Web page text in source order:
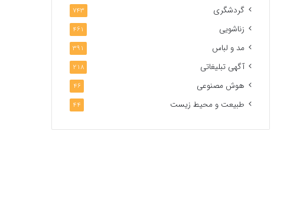
گردشگری 743
زناشویی 461
مد و لباس 391
آگهی تبلیغاتی 218
هوش مصنوعی 46
طبیعت و محیط زیست 44